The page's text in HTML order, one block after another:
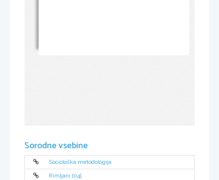
Sorodne vsebine
Sociološka metodologija
Rimljani [04]